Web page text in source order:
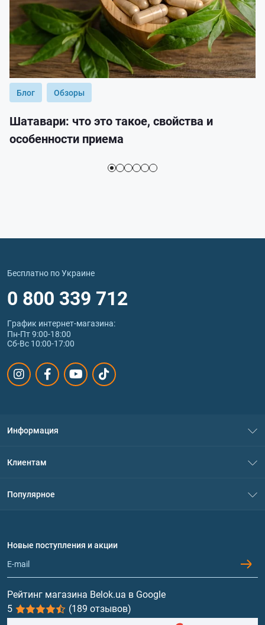
Блог Обзоры
Шатавари: что это такое, свойства и
особенности приема
Бесплатно по Украине
0 800 339 712
График интернет‑магазина:
Пн-Пт 9:00-18:00
Сб-Вс 10:00-17:00
Информация
Политика конфиденциальности
Обмен и возврат
Клиентам
Популярное
Протеин
Гейнеры
Витамины и минералы
Рыбий жир, жирные кислоты
Новые поступления и акции
Рейтинг магазина Belok.ua в Google
5
(189 отзывов)